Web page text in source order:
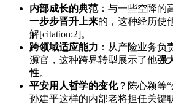
内部成长的典范：与一些空降的
一步步晋升上来的，这种经历使
解[citation:2]。
跨领域适应能力 ：从产险业务负
源官，这种跨界转型展示了他强
性。
平安用人哲学的变化？陈心颖等
孙建平这样的内部老将担任关键